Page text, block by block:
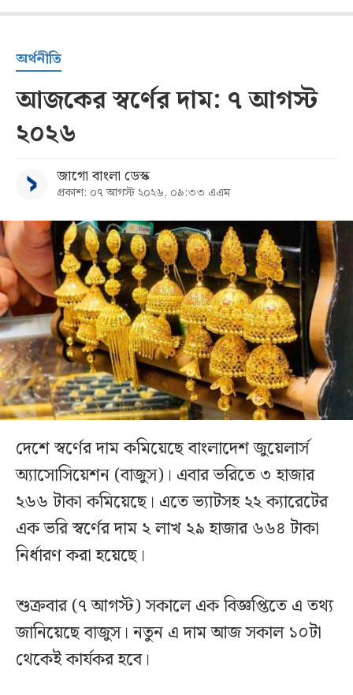
অর্থনীতি
আজকের স্বর্ণের দাম: ৭ আগস্ট
২০২৬
জাগো বাংলা ডেস্ক
প্রকাশ: ০৭ আগস্ট ২০২৬, ০৯:৩৩ এএম
দেশে স্বর্ণের দাম কমিয়েছে বাংলাদেশ জুয়েলার্স
অ্যাসোসিয়েশন (বাজুস)। এবার ভরিতে ৩ হাজার
২৬৬ টাকা কমিয়েছে। এতে ভ্যাটসহ ২২ ক্যারেটের
এক ভরি স্বর্ণের দাম ২ লাখ ২৯ হাজার ৬৬৪ টাকা
নির্ধারণ করা হয়েছে।
শুক্রবার (৭ আগস্ট) সকালে এক বিজ্ঞপ্তিতে এ তথ্য
জানিয়েছে বাজুস। নতুন এ দাম আজ সকাল ১০টা
থেকেই কার্যকর হবে।